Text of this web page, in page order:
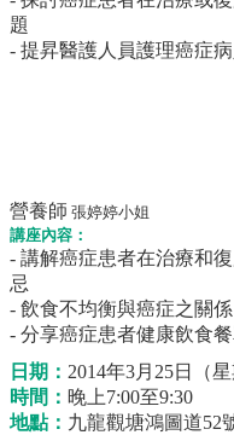
題
- 提昇醫護人員護理癌症
營養師 張婷婷小姐
講座內容：
- 講解癌症患者在治療和
忌
- 飲食不均衡與癌症之關係
- 分享癌症患者健康飲食
日期： 2014年3月25日（星
時間： 晚上7:00至9:30
地點： 九龍觀塘鴻圖道52